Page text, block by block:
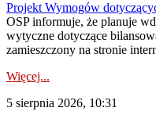
Projekt Wymogów
OSP informuje, że planuje
wytyczne dotyczące
zamieszczony na stronie
Więcej...
5 sierpnia 2026, 10:31